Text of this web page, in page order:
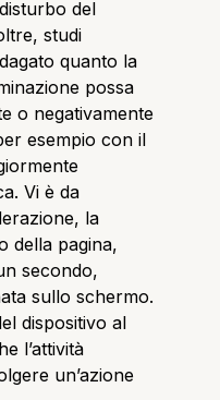
del
studi
quanto la
possa
o negativamente
esempio con il
Vi è da
la
della pagina,
secondo,
sullo schermo.
dispositivo al
l’attività
un’azione